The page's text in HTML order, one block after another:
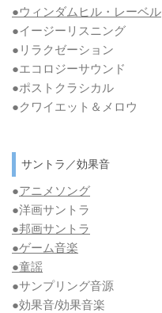
●ウィンダムヒル・レーベル
●イージーリスニング
●リラクゼーション
●エコロジーサウンド
●ポストクラシカル
●クワイエット＆メロウ
サントラ／効果音
●アニメソング
●洋画サントラ
●邦画サントラ
●ゲーム音楽
●童謡
●サンプリング音源
●効果音/効果音楽